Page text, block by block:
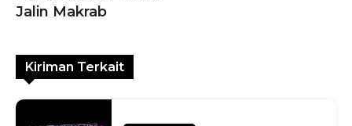
Jalin Makrab
Kiriman Terkait